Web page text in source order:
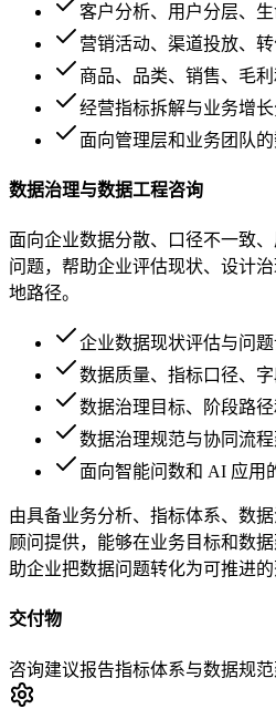
客户分析、用户分层、
营销活动、渠道投放、
商品、品类、销售、毛
经营指标拆解与业务增
面向管理层和业务团队
数据治理与数据工程咨询
面向企业数据分散、口径不一致
问题，帮助企业评估现状、设计
地路径。
企业数据现状评估与问
数据质量、指标口径、
数据治理目标、阶段路
数据治理规范与协同流
面向智能问数和 AI 应用
由具备业务分析、指标体系、数
顾问提供，能够在业务目标和数
助企业把数据问题转化为可推进的
交付物
咨询建议报告指标体系与数据规